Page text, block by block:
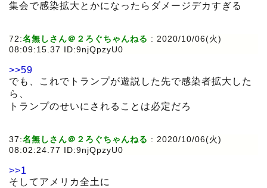
集会で感染拡大とかになったらダメージデカすぎる
72:名無しさん＠２ろぐちゃんねる : 2020/10/06(火)
08:09:15.37 ID:9njQpzyU0
>>59
でも、これでトランプが遊説した先で感染者拡大した
ら、
トランプのせいにされることは必定だろ
37:名無しさん＠２ろぐちゃんねる : 2020/10/06(火)
08:02:24.77 ID:9njQpzyU0
>>1
そしてアメリカ全土に